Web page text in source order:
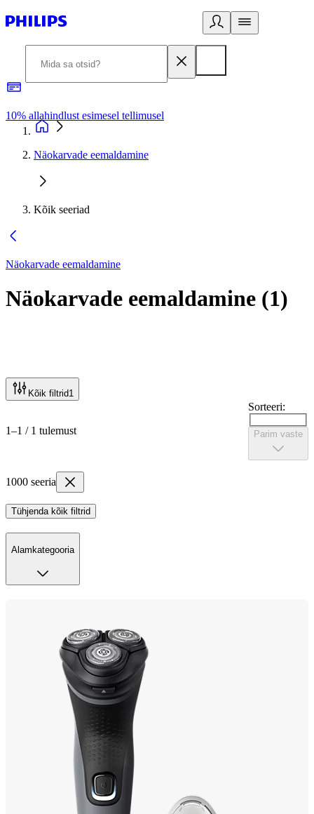
10% allahindlust esimesel tellimusel
Näokarvade eemaldamine
Kõik seeriad
Näokarvade eemaldamine
Näokarvade eemaldamine (1)
Kõik filtrid1
1–1 / 1 tulemust
Sorteeri:
Parim vaste
1000 seeria
Tühjenda kõik filtrid
Alamkategooria